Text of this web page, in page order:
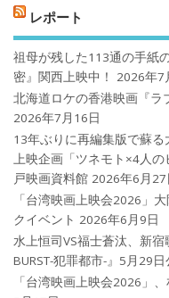
レポート
祖母が残した113通の手紙
密』関西上映中！
2026年7
北海道ロケの香港映画『ラ
2026年7月16日
13年ぶりに再編集版で蘇
上映企画「ツネモト×4人
戸映画資料館 2026年6月27
「台湾映画上映会2026」
クイベント 2026年6月9日
水上恒司VS福士蒼汰、新
BURST-犯罪都市-』5月29日
「台湾映画上映会2026」